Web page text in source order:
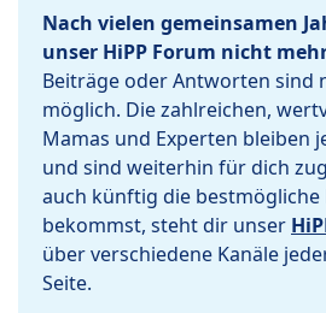
Nach vielen gemeinsamen
unser HiPP Forum nicht
Beiträge oder Antworten sind
möglich. Die zahlreichen,
Mamas und Experten bleiben
und sind weiterhin für dich
auch künftig die bestmögliche
bekommst, steht dir unser
über verschiedene Kanäle
Seite.